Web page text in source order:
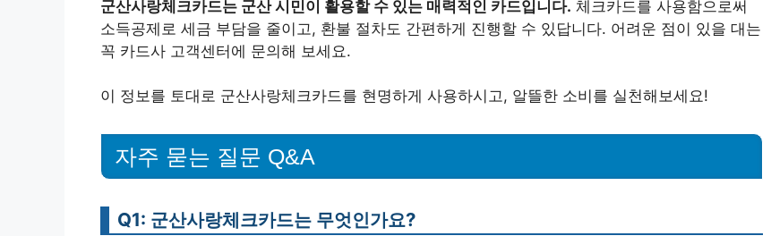
군산사랑체크카드는 군산 시민이 활용할 수 있는 매력적인 카드입니다. 체크카드를 사용함으로써
소득공제로 세금 부담을 줄이고, 환불 절차도 간편하게 진행할 수 있답니다. 어려운 점이 있을 대는
꼭 카드사 고객센터에 문의해 보세요.
이 정보를 토대로 군산사랑체크카드를 현명하게 사용하시고, 알뜰한 소비를 실천해보세요!
자주 묻는 질문 Q&A
Q1: 군산사랑체크카드는 무엇인가요?